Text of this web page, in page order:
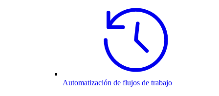
Automatización de flujos de trabajo